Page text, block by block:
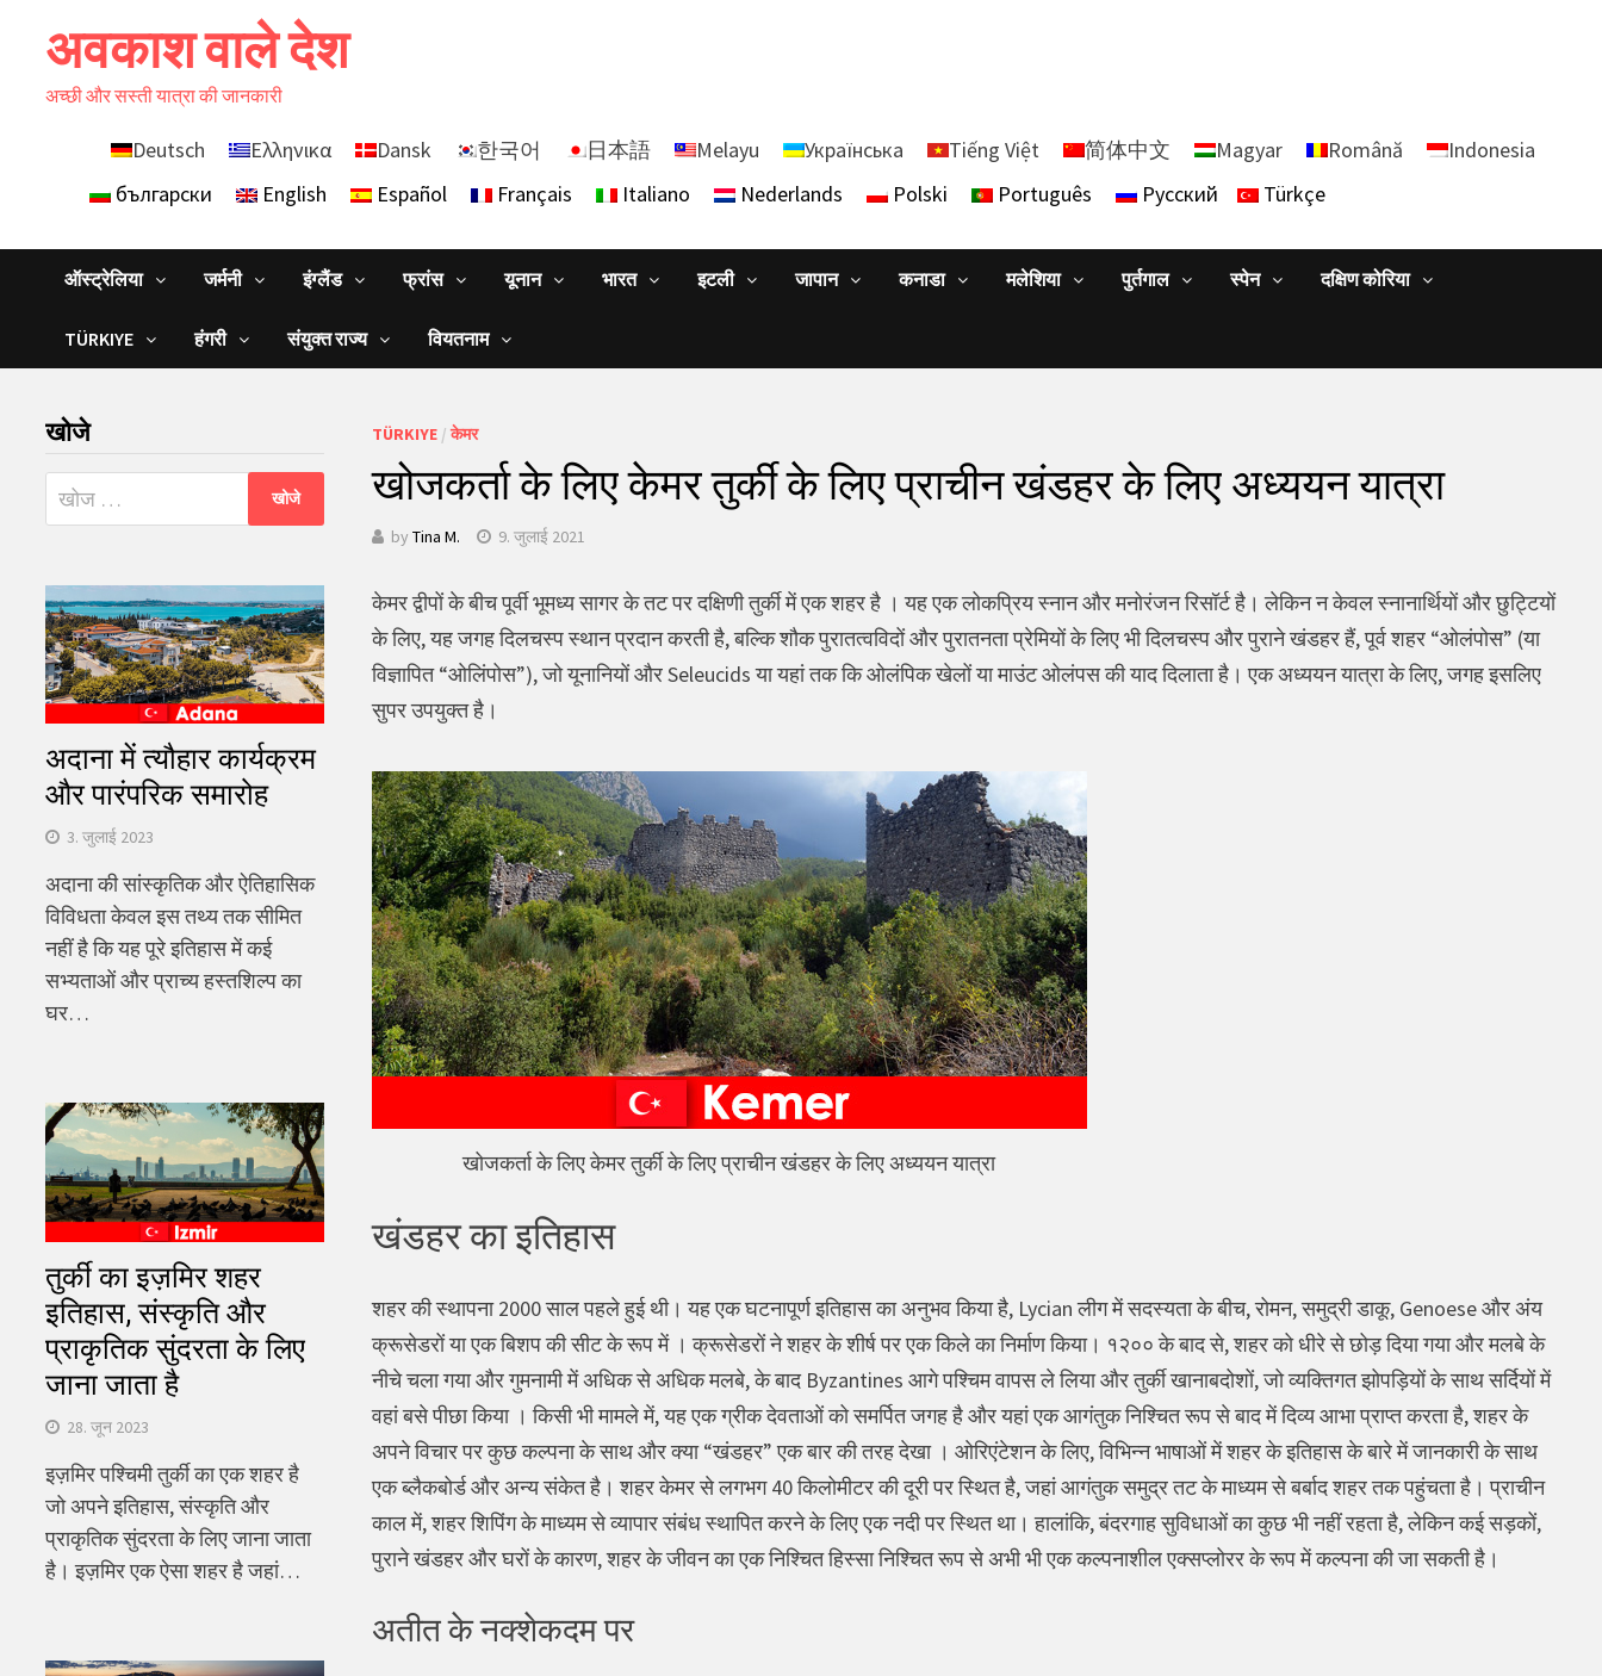
अवकाश वाले देश
अच्छी और सस्ती यात्रा की जानकारी
Deutsch Ελληνικα Dansk 한국어 日本語 Melayu Українська Tiếng Việt 简体中文 Magyar Română
Indonesia
български
English Español Français Italiano Nederlands Polski Português Русский Türkçe
ऑस्ट्रेलिया जर्मनी इंग्लैंड फ्रांस यूनान भारत इटली जापान कनाडा मलेशिया पुर्तगाल स्पेन दक्षिण कोरिया
TÜRKIYE हंगरी संयुक्त राज्य वियतनाम
TÜRKIYE/केमर
खोजकर्ता के लिए केमर तुर्की के लिए प्राचीन खंडहर के लिए अध्ययन यात्रा
by Tina M. 9. जुलाई 2021
केमर द्वीपों के बीच पूर्वी भूमध्य सागर के तट पर दक्षिणी तुर्की में एक शहर है । यह एक लोकप्रिय स्नान और मनोरंजन रिसॉर्ट है। लेकिन न केवल स्नानार्थियों और छुट्टियों
के लिए, यह जगह दिलचस्प स्थान प्रदान करती है, बल्कि शौक पुरातत्वविदों और पुरातनता प्रेमियों के लिए भी दिलचस्प और पुराने खंडहर हैं, पूर्व शहर “ओलंपोस” (या
विज्ञापित “ओलिंपोस”), जो यूनानियों और Seleucids या यहां तक कि ओलंपिक खेलों या माउंट ओलंपस की याद दिलाता है। एक अध्ययन यात्रा के लिए, जगह इसलिए
सुपर उपयुक्त है।
खोजकर्ता के लिए केमर तुर्की के लिए प्राचीन खंडहर के लिए अध्ययन यात्रा
खंडहर का इतिहास
शहर की स्थापना 2000 साल पहले हुई थी। यह एक घटनापूर्ण इतिहास का अनुभव किया है, Lycian लीग में सदस्यता के बीच, रोमन, समुद्री डाकू, Genoese और अंय
क्रूसेडरों या एक बिशप की सीट के रूप में । क्रूसेडरों ने शहर के शीर्ष पर एक किले का निर्माण किया। १२०० के बाद से, शहर को धीरे से छोड़ दिया गया और मलबे के
नीचे चला गया और गुमनामी में अधिक से अधिक मलबे, के बाद Byzantines आगे पश्चिम वापस ले लिया और तुर्की खानाबदोशों, जो व्यक्तिगत झोपड़ियों के साथ सर्दियों में
वहां बसे पीछा किया । किसी भी मामले में, यह एक ग्रीक देवताओं को समर्पित जगह है और यहां एक आगंतुक निश्चित रूप से बाद में दिव्य आभा प्राप्त करता है, शहर के
अपने विचार पर कुछ कल्पना के साथ और क्या “खंडहर” एक बार की तरह देखा । ओरिएंटेशन के लिए, विभिन्न भाषाओं में शहर के इतिहास के बारे में जानकारी के साथ
एक ब्लैकबोर्ड और अन्य संकेत है। शहर केमर से लगभग 40 किलोमीटर की दूरी पर स्थित है, जहां आगंतुक समुद्र तट के माध्यम से बर्बाद शहर तक पहुंचता है। प्राचीन
काल में, शहर शिपिंग के माध्यम से व्यापार संबंध स्थापित करने के लिए एक नदी पर स्थित था। हालांकि, बंदरगाह सुविधाओं का कुछ भी नहीं रहता है, लेकिन कई सड़कों,
पुराने खंडहर और घरों के कारण, शहर के जीवन का एक निश्चित हिस्सा निश्चित रूप से अभी भी एक कल्पनाशील एक्सप्लोरर के रूप में कल्पना की जा सकती है।
अतीत के नक्शेकदम पर
खोजे
निम्न
को
अदाना में त्यौहार कार्यक्रम
और पारंपरिक समारोह
3. जुलाई 2023
अदाना की सांस्कृतिक और ऐतिहासिक
विविधता केवल इस तथ्य तक सीमित
नहीं है कि यह पूरे इतिहास में कई
सभ्यताओं और प्राच्य हस्तशिल्प का
घर…
तुर्की का इज़मिर शहर
इतिहास, संस्कृति और
प्राकृतिक सुंदरता के लिए
जाना जाता है
28. जून 2023
इज़मिर पश्चिमी तुर्की का एक शहर है
जो अपने इतिहास, संस्कृति और
प्राकृतिक सुंदरता के लिए जाना जाता
है। इज़मिर एक ऐसा शहर है जहां…